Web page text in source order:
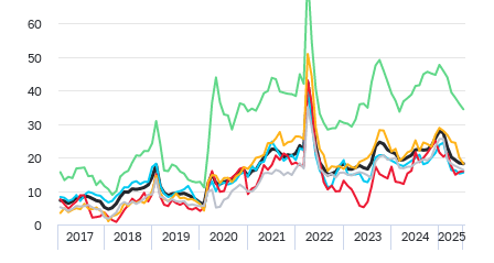
2017 2018 2019 2020 2021 2022 2023 2024 2025
0
10
20
30
40
50
60